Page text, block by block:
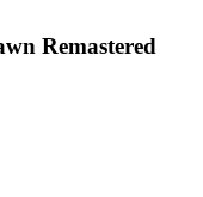
Remastered